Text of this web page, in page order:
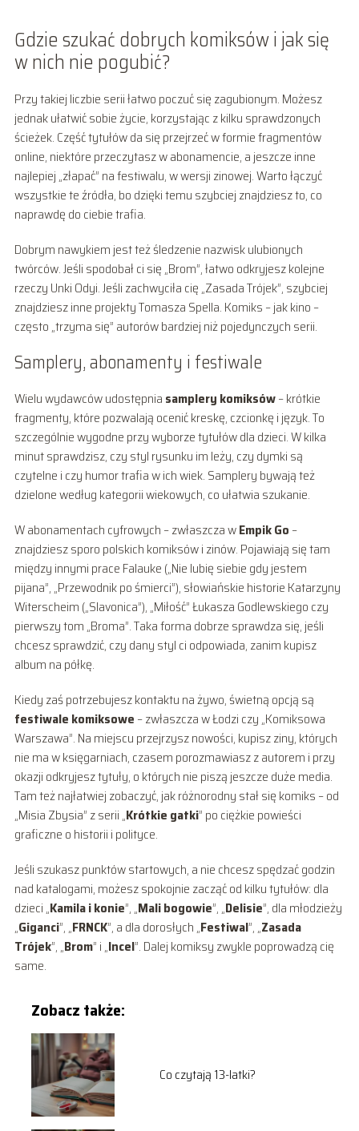
Gdzie szukać dobrych komiksów i jak się
w nich nie pogubić?
Przy takiej liczbie serii łatwo poczuć się zagubionym. Możesz
jednak ułatwić sobie życie, korzystając z kilku sprawdzonych
ścieżek. Część tytułów da się przejrzeć w formie fragmentów
online, niektóre przeczytasz w abonamencie, a jeszcze inne
najlepiej „złapać” na festiwalu, w wersji zinowej. Warto łączyć
wszystkie te źródła, bo dzięki temu szybciej znajdziesz to, co
naprawdę do ciebie trafia.
Dobrym nawykiem jest też śledzenie nazwisk ulubionych
twórców. Jeśli spodobał ci się „Brom”, łatwo odkryjesz kolejne
rzeczy Unki Odyi. Jeśli zachwyciła cię „Zasada Trójek”, szybciej
znajdziesz inne projekty Tomasza Spella. Komiks – jak kino –
często „trzyma się” autorów bardziej niż pojedynczych serii.
Samplery, abonamenty i festiwale
Wielu wydawców udostępnia samplery komiksów– krótkie
fragmenty, które pozwalają ocenić kreskę, czcionkę i język. To
szczególnie wygodne przy wyborze tytułów dla dzieci. W kilka
minut sprawdzisz, czy styl rysunku im leży, czy dymki są
czytelne i czy humor trafia w ich wiek. Samplery bywają też
dzielone według kategorii wiekowych, co ułatwia szukanie.
W abonamentach cyfrowych – zwłaszcza wEmpik Go –
znajdziesz sporo polskich komiksów i zinów. Pojawiają się tam
między innymi prace Falauke („Nie lubię siebie gdy jestem
pijana”, „Przewodnik po śmierci”), słowiańskie historie Katarzyny
Witerscheim („Slavonica”), „Miłość” Łukasza Godlewskiego czy
pierwszy tom „Broma”. Taka forma dobrze sprawdza się, jeśli
chcesz sprawdzić, czy dany styl ci odpowiada, zanim kupisz
album na półkę.
Kiedy zaś potrzebujesz kontaktu na żywo, świetną opcją są
festiwale komiksowe – zwłaszcza w Łodzi czy „Komiksowa
Warszawa”. Na miejscu przejrzysz nowości, kupisz ziny, których
nie ma w księgarniach, czasem porozmawiasz z autorem i przy
okazji odkryjesz tytuły, o których nie piszą jeszcze duże media.
Tam też najłatwiej zobaczyć, jak różnorodny stał się komiks – od
„Misia Zbysia” z serii „Krótkie gatki” po ciężkie powieści
graficzne o historii i polityce.
Jeśli szukasz punktów startowych, a nie chcesz spędzać godzin
nad katalogami, możesz spokojnie zacząć od kilku tytułów: dla
dzieci „Kamila i konie”, „Mali bogowie”, „Delisie”, dla młodzieży
„Giganci”, „FRNCK”, a dla dorosłych „Festiwal”, „Zasada
Trójek”, „Brom” i „Incel”. Dalej komiksy zwykle poprowadzą cię
same.
Zobacz także:
Co czytają 13-latki?